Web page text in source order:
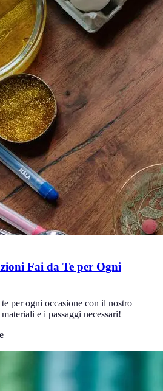
Fai da Te per Ogni
per ogni occasione con il nostro
e i passaggi necessari!